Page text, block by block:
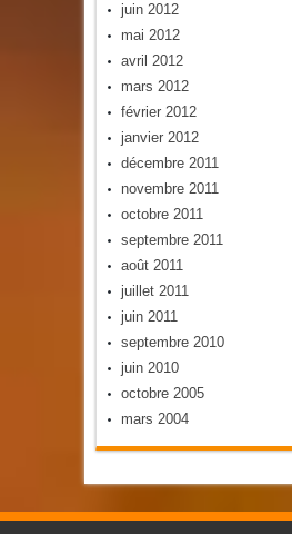
juin 2012
mai 2012
avril 2012
mars 2012
février 2012
janvier 2012
décembre 2011
novembre 2011
octobre 2011
septembre 2011
août 2011
juillet 2011
juin 2011
septembre 2010
juin 2010
octobre 2005
mars 2004